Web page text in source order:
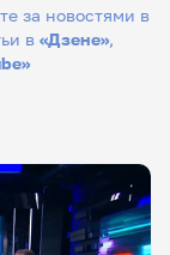
за новостями в
в «Дзене»,